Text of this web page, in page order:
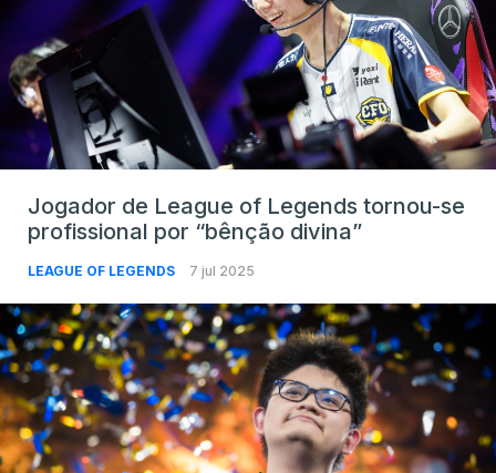
Jogador de League of Legends tornou-se
profissional por “bênção divina”
LEAGUE OF LEGENDS 7 jul 2025